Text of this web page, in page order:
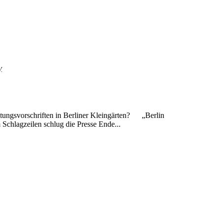
in Berliner Kleingärten? „Berlin
schlug die Presse Ende...